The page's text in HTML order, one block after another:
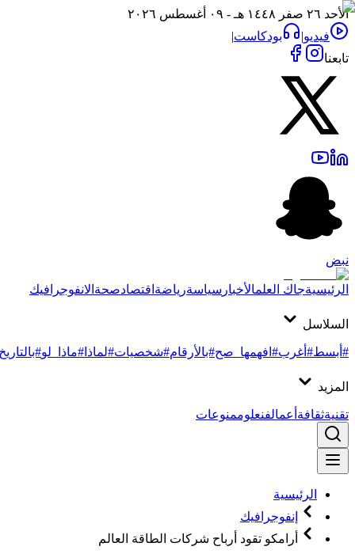
الأحد ٢٦ صفر ١٤٤٨ هـ - ٠٩ أغسطس ٢٠٢٦
فيديو| بودكاست|
تابعنا
نبض
الرئيسيةجاك العلمالأخبار سياسةرياضةاقتصادصحةالانفوجرافيك
السلاسل
#أبسط#أغرب#افهمها_صح#بالأرقام#شخصيات#لماذا #ماذا_لو#بالتاريخ
المزيد
تقنيةثقافةأعمالفنعلوممنوعات
الرئيسية
إنفوجرافيك
أرامكو تقود أرباح شركات الطاقة العالم